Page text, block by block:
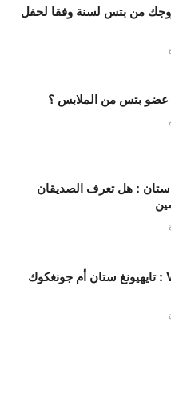
من بتس لسنة وفقا لحفل
عضو بتس من الملابس ؟
ستان : هل تعرف الصديقان
اختبار VKook : تايهيونغ ستان أم جونغكوك